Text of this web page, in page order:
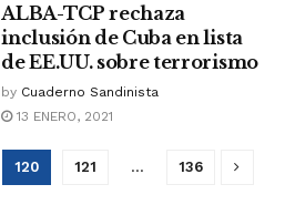
ALBA-TCP rechaza
inclusión de Cuba en lista
de EE.UU. sobre terrorismo
by Cuaderno Sandinista
13 ENERO, 2021
120 121 … 136